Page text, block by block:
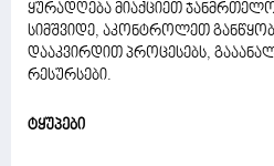
ყურადღება მიაქციეთ
სიმშვიდე, აკონტროლეთ
დააკვირდით პროცესებს,
რესურსები.
ტყუპები